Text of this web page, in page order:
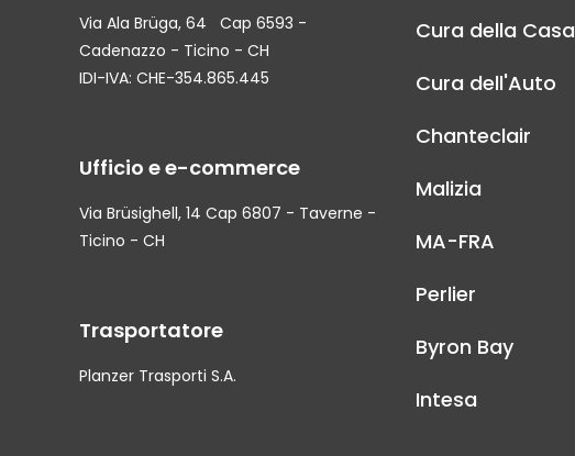
Via Ala Brüga, 64 Cap 6593 -
Cadenazzo - Ticino - CH
IDI-IVA: CHE-354.865.445
Ufficio e e-commerce
Via Brüsighell, 14 Cap 6807 - Taverne -
Ticino - CH
Trasportatore
Planzer Trasporti S.A.
Cura della Casa
Cura dell'Auto
Chanteclair
Malizia
MA-FRA
Perlier
Byron Bay
Intesa